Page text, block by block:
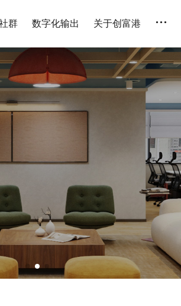
群 数字化输出 关于创富港 ...
锁 设备齐全